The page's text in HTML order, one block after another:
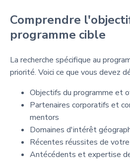
Comprendre
programme cible
La recherche spécifique au
priorité. Voici ce que vous devez
Objectifs du programme et
Partenaires corporatifs et
mentors
Domaines d'intérêt
Récentes réussites de
Antécédents et expertise